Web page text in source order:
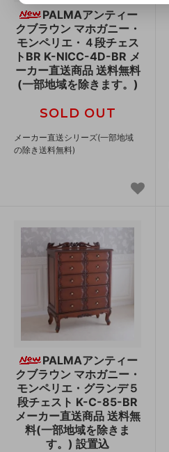
PALMAアンティー
クブラウン マホガニー・
モンペリエ・４段チェス
トBR K-NICC-4D-BR メ
ーカー直送商品 送料無料
(一部地域を除きます。)
SOLD OUT
メーカー直送シリーズ(一部地域
の除き送料無料)
PALMAアンティー
クブラウン マホガニー・
モンペリエ・グランデ５
段チェスト K-C-85-BR
メーカー直送商品 送料無
料(一部地域を除きま
す。) 設置込